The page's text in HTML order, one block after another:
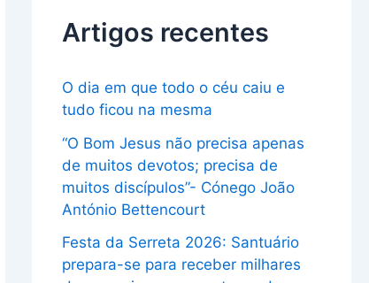
Artigos recentes
O dia em que todo o céu caiu e
tudo ficou na mesma
“O Bom Jesus não precisa apenas
de muitos devotos; precisa de
muitos discípulos”- Cónego João
António Bettencourt
Festa da Serreta 2026: Santuário
prepara-se para receber milhares